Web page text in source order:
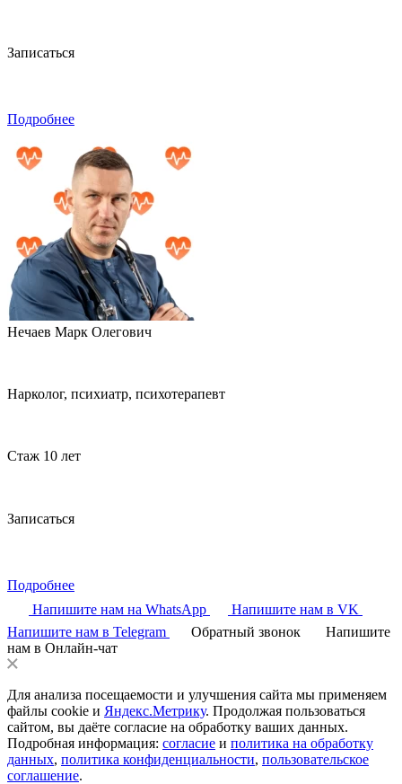
Записаться
Подробнее
Нечаев Марк Олегович
Нарколог, психиатр, психотерапевт
Стаж 10 лет
Записаться
Подробнее
Напишите нам на WhatsApp
Напишите нам в VK
Напишите нам в Telegram
Обратный звонок
Напишите
нам в Онлайн-чат
Для анализа посещаемости и улучшения сайта мы применяем
файлы cookie и Яндекс.Метрику. Продолжая пользоваться
сайтом, вы даёте согласие на обработку ваших данных.
Подробная информация: согласие и политика на обработку
данных, политика конфиденциальности, пользовательское
соглашение.